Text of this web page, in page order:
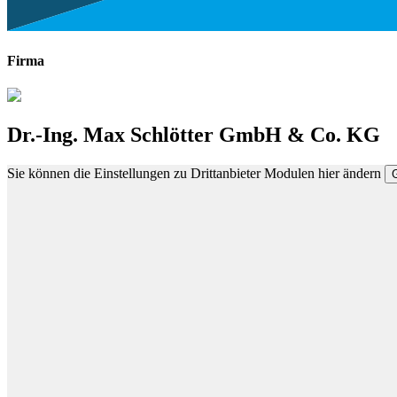
Firma
Dr.-Ing. Max Schlötter GmbH & Co. KG
Sie können die Einstellungen zu Drittanbieter Modulen hier ändern